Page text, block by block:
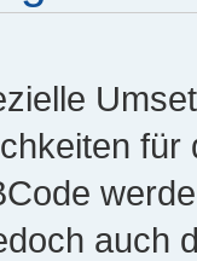
auch